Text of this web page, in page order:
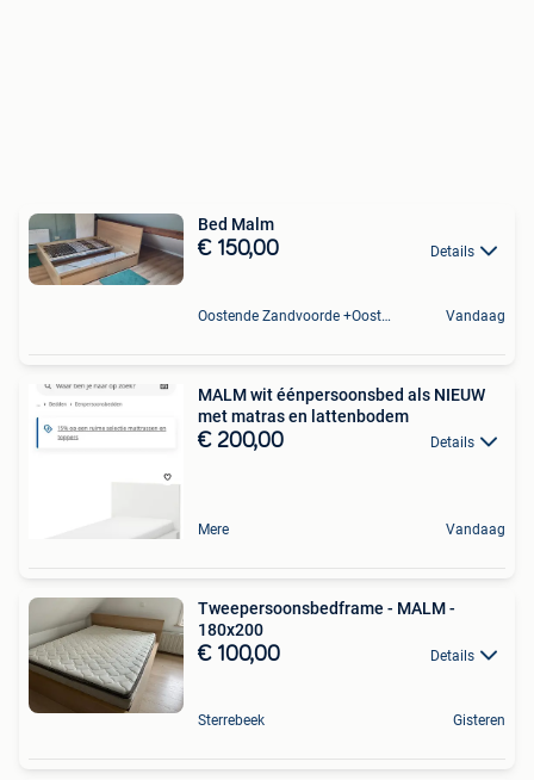
Bed Malm
€ 150,00 Details
Oostende Zandvoorde +Oostende Vandaag
MALM wit éénpersoonsbed als NIEUW
met matras en lattenbodem
€ 200,00 Details
Mere Vandaag
Tweepersoonsbedframe - MALM -
180x200
€ 100,00 Details
Sterrebeek Gisteren